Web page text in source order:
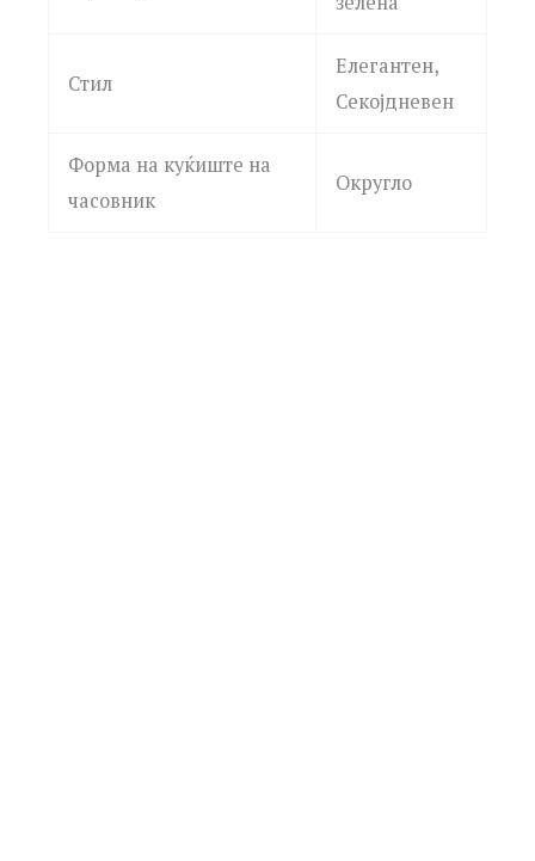
Стил
Елегантен,
Секојдневен
Форма на куќиште на
часовник
Округло